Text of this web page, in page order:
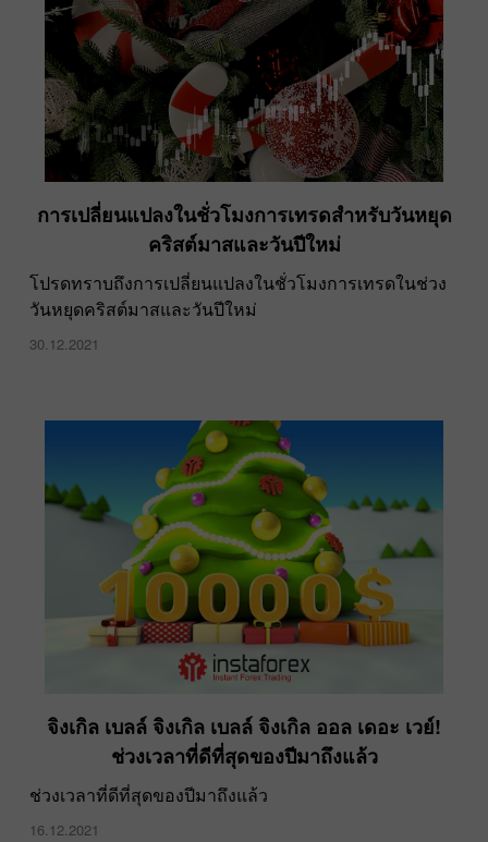
การเปลี่ยนแปลงในชั่วโมงการเทรดสำหรับวันหยุด
คริสต์มาสและวันปีใหม่
โปรดทราบถึงการเปลี่ยนแปลงในชั่วโมงการเทรดในช่วง
วันหยุดคริสต์มาสและวันปีใหม่
30.12.2021
จิงเกิล เบลล์ จิงเกิล เบลล์ จิงเกิล ออล เดอะ เวย์!
ช่วงเวลาที่ดีที่สุดของปีมาถึงแล้ว
ช่วงเวลาที่ดีที่สุดของปีมาถึงแล้ว
16.12.2021